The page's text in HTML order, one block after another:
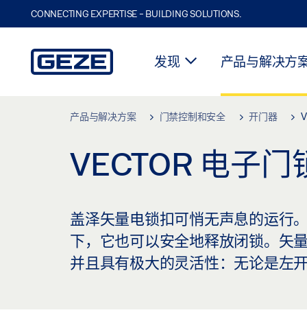
CONNECTING EXPERTISE - BUILDING SOLUTIONS.
发现 产品与解决方
产品与解决方案 门禁控制和安全 开门器
VECTOR 电子
盖泽矢量电锁扣可悄无声息的运行
下，它也可以安全地释放闭锁。矢
并且具有极大的灵活性：无论是左